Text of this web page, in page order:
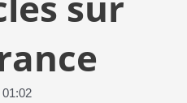
01:02